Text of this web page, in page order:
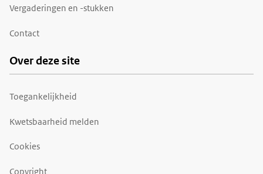
Vergaderingen en -stukken
Contact
Over deze site
Toegankelijkheid
Kwetsbaarheid melden
Cookies
Copyright